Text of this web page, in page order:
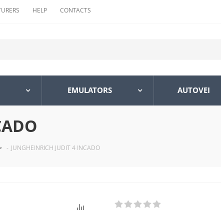
HELP CONTACTS
EMULATORS AUTOVEI
- JUNGHEINRICH JUDIT 4 INCADO